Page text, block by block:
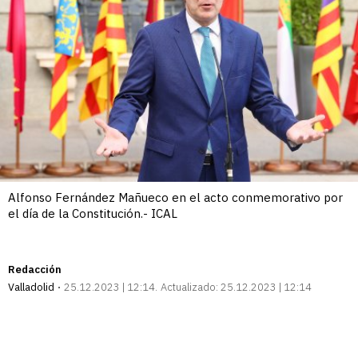
Alfonso Fernández Mañueco en el acto conmemorativo por
el día de la Constitución.- ICAL
Redacción
Valladolid
25.12.2023 | 12:14 Actualizado: 25.12.2023 | 12:14